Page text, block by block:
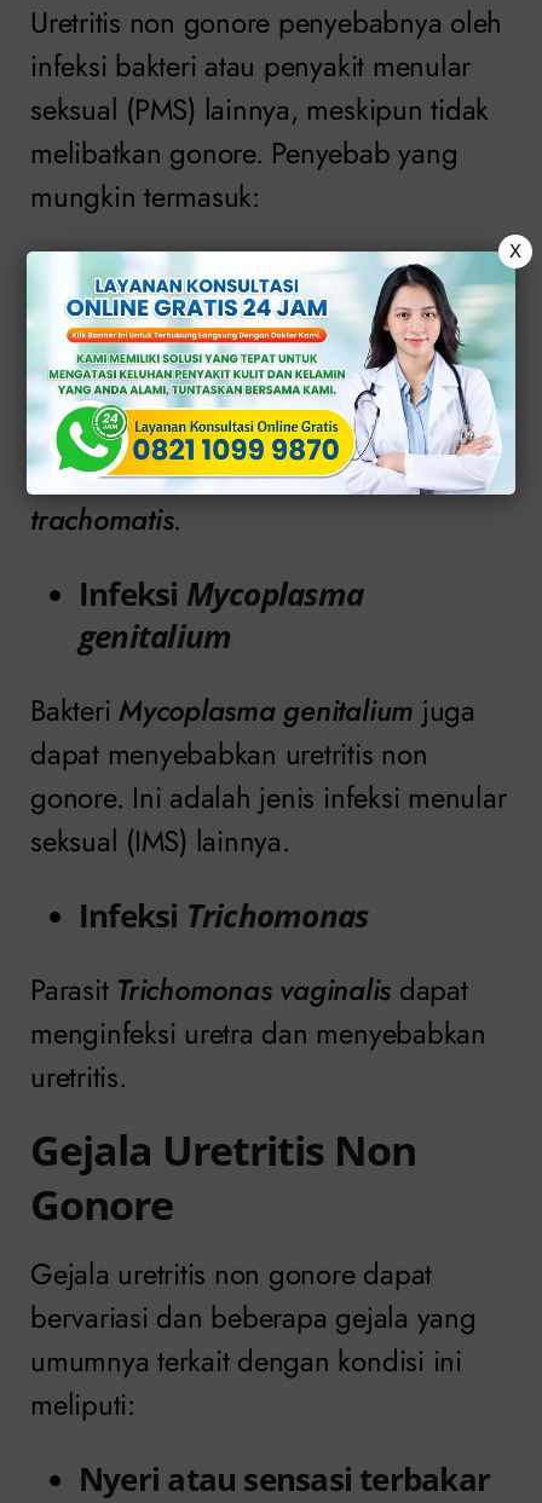
Uretritis non gonore penyebabnya oleh
infeksi bakteri atau penyakit menular
seksual (PMS) lainnya, meskipun tidak
melibatkan gonore. Penyebab yang
mungkin termasuk:
Infeksi klamidia
Klamidia adalah penyebab umum
uretritis non gonore. Ini adalah infeksi
menular seksual (IMS) yang
penyebabnya oleh bakteriChlamydia
trachomatis.
Infeksi Mycoplasma
genitalium
BakteriMycoplasma genitalium juga
dapat menyebabkan uretritis non
gonore. Ini adalah jenis infeksi menular
seksual (IMS) lainnya.
Infeksi Trichomonas
Parasit Trichomonas vaginalis dapat
menginfeksi uretra dan menyebabkan
uretritis.
Gejala Uretritis Non
Gonore
Gejala uretritis non gonore dapat
bervariasi dan beberapa gejala yang
umumnya terkait dengan kondisi ini
meliputi:
Nyeri atau sensasi terbakar
X